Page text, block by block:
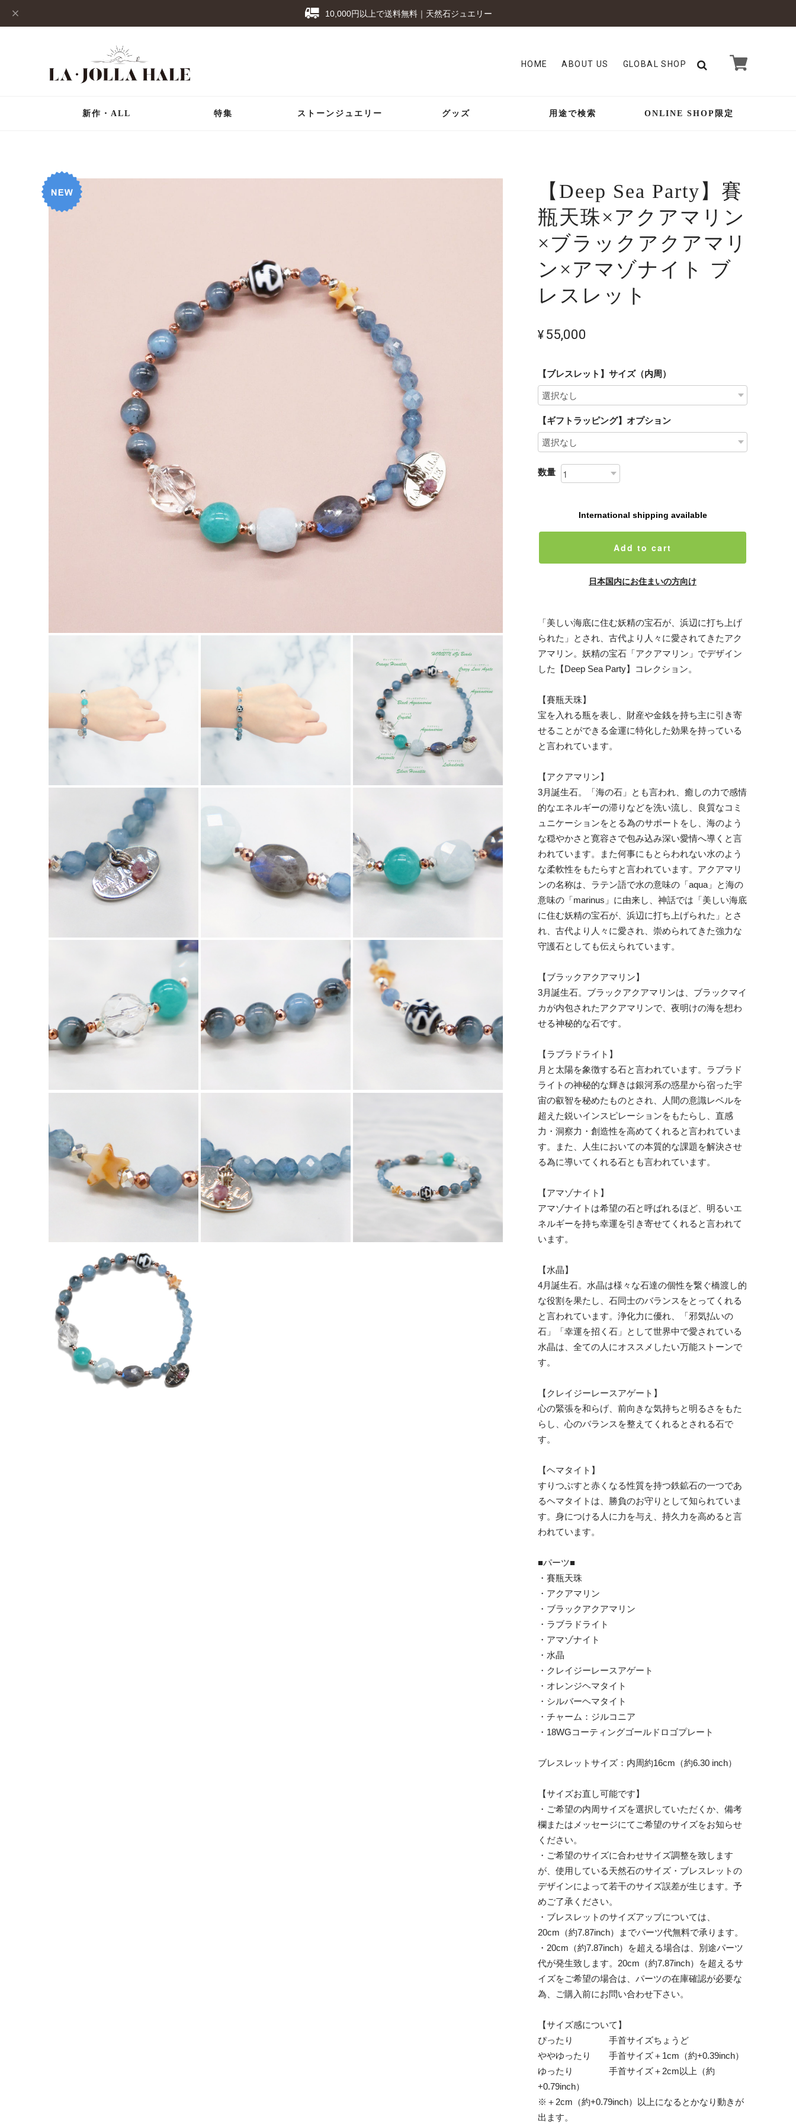
10,000円以上で送料無料｜天然石ジュエリー
HOME ABOUT US GLOBAL SHOP
新作・ALL 特集 ストーンジュエリー グッズ 用途で検索 ONLINE SHOP限定
【Deep Sea Party】賽
瓶天珠×アクアマリン
×ブラックアクアマリ
ン×アマゾナイト ブ
レスレット
¥55,000
【ブレスレット】サイズ（内周）
【ギフトラッピング】オプション
数量
International shipping available
Add to cart
日本国内にお住まいの方向け
「美しい海底に住む妖精の宝石が、浜辺に打ち上げ
られた」とされ、古代より人々に愛されてきたアク
アマリン。妖精の宝石「アクアマリン」でデザイン
した【Deep Sea Party】コレクション。
【賽瓶天珠】
宝を入れる瓶を表し、財産や金銭を持ち主に引き寄
せることができる金運に特化した効果を持っている
と言われています。
【アクアマリン】
3月誕生石。「海の石」とも言われ、癒しの力で感情
的なエネルギーの滞りなどを洗い流し、良質なコミ
ュニケーションをとる為のサポートをし、海のよう
な穏やかさと寛容さで包み込み深い愛情へ導くと言
われています。また何事にもとらわれない水のよう
な柔軟性をもたらすと言われています。アクアマリ
ンの名称は、ラテン語で水の意味の「aqua」と海の
意味の「marinus」に由来し、神話では「美しい海底
に住む妖精の宝石が、浜辺に打ち上げられた」とさ
れ、古代より人々に愛され、崇められてきた強力な
守護石としても伝えられています。
【ブラックアクアマリン】
3月誕生石。ブラックアクアマリンは、ブラックマイ
カが内包されたアクアマリンで、夜明けの海を想わ
せる神秘的な石です。
【ラブラドライト】
月と太陽を象徴する石と言われています。ラブラド
ライトの神秘的な輝きは銀河系の惑星から宿った宇
宙の叡智を秘めたものとされ、人間の意識レベルを
超えた鋭いインスピレーションをもたらし、直感
力・洞察力・創造性を高めてくれると言われていま
す。また、人生においての本質的な課題を解決させ
る為に導いてくれる石とも言われています。
【アマゾナイト】
アマゾナイトは希望の石と呼ばれるほど、明るいエ
ネルギーを持ち幸運を引き寄せてくれると言われて
います。
【水晶】
4月誕生石。水晶は様々な石達の個性を繋ぐ橋渡し的
な役割を果たし、石同士のバランスをとってくれる
と言われています。浄化力に優れ、「邪気払いの
石」「幸運を招く石」として世界中で愛されている
水晶は、全ての人にオススメしたい万能ストーンで
す。
【クレイジーレースアゲート】
心の緊張を和らげ、前向きな気持ちと明るさをもた
らし、心のバランスを整えてくれるとされる石で
す。
【ヘマタイト】
すりつぶすと赤くなる性質を持つ鉄鉱石の一つであ
るヘマタイトは、勝負のお守りとして知られていま
す。身につける人に力を与え、持久力を高めると言
われています。
■パーツ■
・賽瓶天珠
・アクアマリン
・ブラックアクアマリン
・ラブラドライト
・アマゾナイト
・水晶
・クレイジーレースアゲート
・オレンジヘマタイト
・シルバーヘマタイト
・チャーム：ジルコニア
・18WGコーティングゴールドロゴプレート
ブレスレットサイズ：内周約16cm（約6.30 inch）
【サイズお直し可能です】
・ご希望の内周サイズを選択していただくか、備考
欄またはメッセージにてご希望のサイズをお知らせ
ください。
・ご希望のサイズに合わせサイズ調整を致します
が、使用している天然石のサイズ・ブレスレットの
デザインによって若干のサイズ誤差が生じます。予
めご了承ください。
・ブレスレットのサイズアップについては、
20cm（約7.87inch）までパーツ代無料で承ります。
・20cm（約7.87inch）を超える場合は、別途パーツ
代が発生致します。20cm（約7.87inch）を超えるサ
イズをご希望の場合は、パーツの在庫確認が必要な
為、ご購入前にお問い合わせ下さい。
【サイズ感について】
ぴったり 手首サイズちょうど
ややゆったり 手首サイズ＋1cm（約+0.39inch）
ゆったり 手首サイズ＋2cm以上（約
+0.79inch）
※＋2cm（約+0.79inch）以上になるとかなり動きが
出ます。